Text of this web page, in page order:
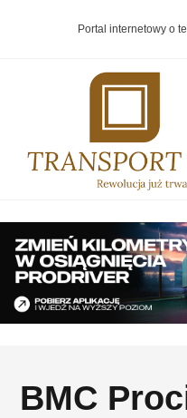
Portal internetowy o
BMC